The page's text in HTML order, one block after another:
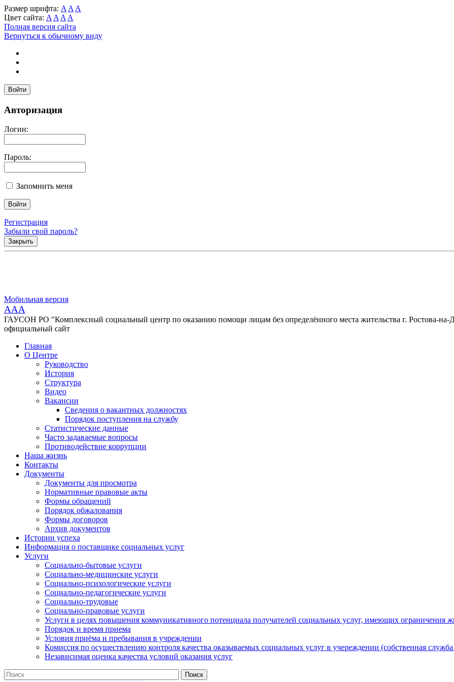
Размер шрифта: A A A
Цвет сайта: A A A A
Полная версия сайта
Вернуться к обычному виду
Войти
Авторизация
Логин:
Пароль:
Запомнить меня
Регистрация
Забыли свой пароль?
Закрыть
Мобильная версия
AAA
ГАУСОН РО "Комплексный социальный центр по оказанию помощи лицам без определённого места жительства г. Ростова-на-
официальный сайт
Главная
О Центре
Руководство
История
Структура
Видео
Вакансии
Сведения о вакантных должностях
Порядок поступления на службу
Статистические данные
Часто задаваемые вопросы
Противодействие коррупции
Наша жизнь
Контакты
Документы
Документы для просмотра
Нормативные правовые акты
Формы обращений
Порядок обжалования
Формы договоров
Архив документов
Истории успеха
Информация о поставщике социальных услуг
Услуги
Социально-бытовые услуги
Социально-медицинские услуги
Социально-психологические услуги
Социально-педагогические услуги
Социально-трудовые
Социально-правовые услуги
Услуги в целях повышения коммуникативного потенциала получателей социальных услуг, имеющих ограничения
Порядок и время приема
Условия приёма и пребывания в учреждении
Комиссия по осуществлению контроля качества оказываемых социальных услуг в учереждении (собственная
Независимая оценка качества условий оказания услуг